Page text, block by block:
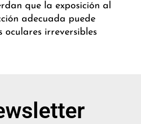
que la exposición al
adecuada puede
oculares irreversibles